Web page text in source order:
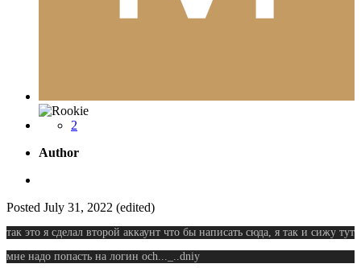
2
Author
Posted July 31, 2022 (edited)
так это я сделал второй аккаунт что бы написать сюда, я так и сижу тут
мне надо попасть на логин och..._..dniy